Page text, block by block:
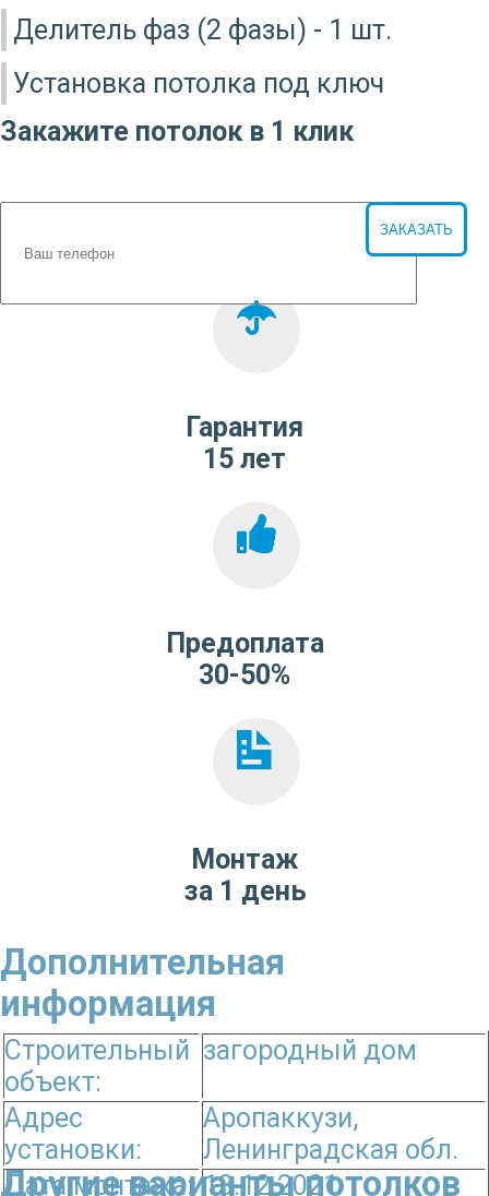
Делитель фаз (2 фазы) - 1 шт.
Установка потолка под ключ
Закажите потолок в 1 клик
Гарантия
15 лет
Предоплата
30-50%
Монтаж
за 1 день
Дополнительная
информация
Строительный
объект:
загородный дом
Адрес
установки:
Аропаккузи,
Ленинградская обл.
Дата монтажа: 13.12.2021
Другие варианты потолков